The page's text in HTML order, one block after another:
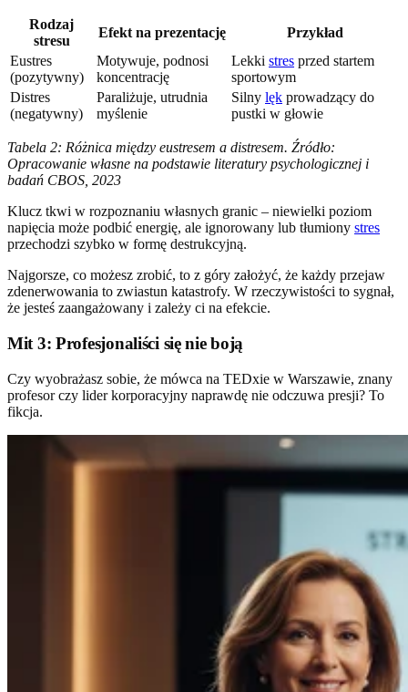
Rodzaj
stresu
Efekt na prezentację
Przykład
Eustres
(pozytywny)
Motywuje, podnosi
koncentrację
Lekki stres przed startem
sportowym
Distres
(negatywny)
Paraliżuje, utrudnia
myślenie
Silny lęk prowadzący do
pustki w głowie
Tabela 2: Różnica między eustresem a distresem. Źródło:
Opracowanie własne na podstawie literatury psychologicznej i
badań CBOS, 2023
Klucz tkwi w rozpoznaniu własnych granic – niewielki poziom
napięcia może podbić energię, ale ignorowany lub tłumiony stres
przechodzi szybko w formę destrukcyjną.
Najgorsze, co możesz zrobić, to z góry założyć, że każdy przejaw
zdenerwowania to zwiastun katastrofy. W rzeczywistości to sygnał,
że jesteś zaangażowany i zależy ci na efekcie.
Mit 3: Profesjonaliści się nie boją
Czy wyobrażasz sobie, że mówca na TEDxie w Warszawie, znany
profesor czy lider korporacyjny naprawdę nie odczuwa presji? To
fikcja.